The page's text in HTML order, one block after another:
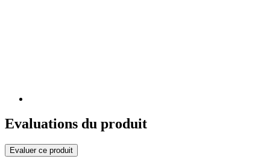
Evaluations du produit
Evaluer ce produit